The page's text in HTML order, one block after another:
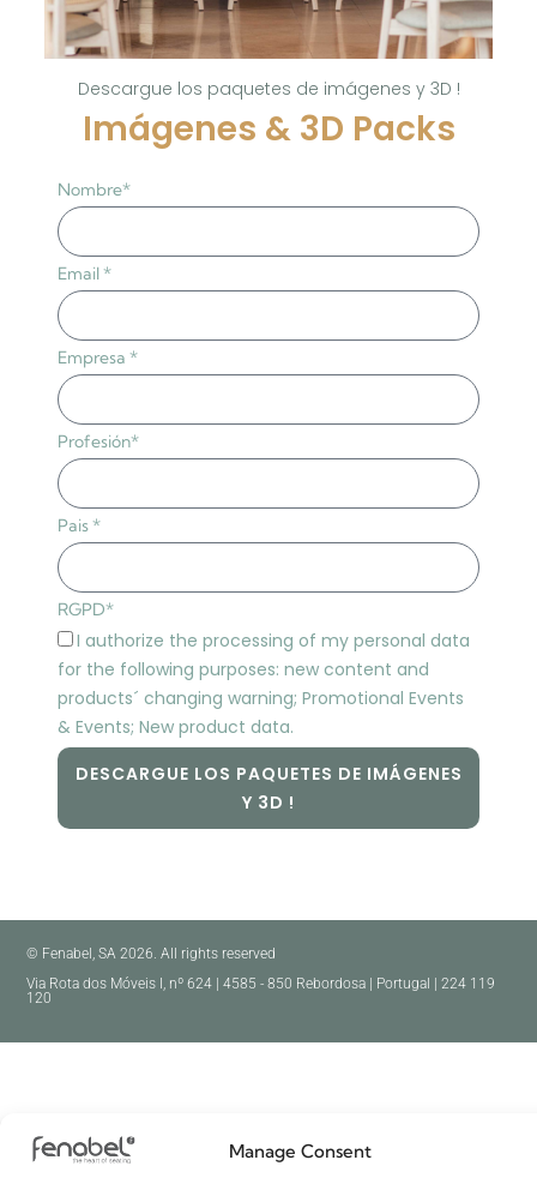
Manage Consent
Descargue los paquetes de imágenes y 3D !
Imágenes & 3D Packs
Nombre*
Email *
Empresa *
Profesión*
Pais *
RGPD*
I authorize the processing of my personal data
for the following purposes: new content and
products´ changing warning; Promotional Events
& Events; New product data.
DESCARGUE LOS PAQUETES DE IMÁGENES
Y 3D !
© Fenabel, SA 2026. All rights reserved
Via Rota dos Móveis I, nº 624 | 4585 - 850 Rebordosa | Portugal | 224 119
120